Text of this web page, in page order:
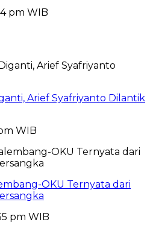
pm WIB
Arief Syafriyanto Dilantik
WIB
OKU Ternyata dari
pm WIB